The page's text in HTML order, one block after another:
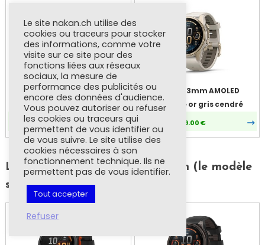
fenix 8 43mm AMOLED
Sapphire carbone gris/noir
i-run.fr849.00 €
fenix 8 43mm AMOLED
Sapphire or gris cendré
849.00 €
Les modèles de fenix 8 de 47mm (le modèle
standard)
Le site nakan.ch utilise des
cookies ou traceurs pour stocker
des informations, comme votre
visite sur ce site pour des
fonctions liées aux réseaux
sociaux, la mesure de
performance des publicités ou
encore des données d'audience.
Vous pouvez autoriser ou refuser
les cookies ou traceurs qui
permettent de vous identifier ou
de vous suivre. Le site utilise des
cookies nécessaires à son
fonctionnement technique. Ils ne
permettent pas de vous identifier.
Tout accepter
Refuser